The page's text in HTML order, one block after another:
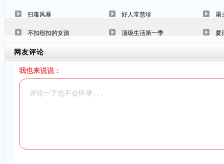
扫毒风暴 好人常慧珍 屠
不扣纽扣的女孩 顶级生活第一季 夏
网友评论
我也来说说：